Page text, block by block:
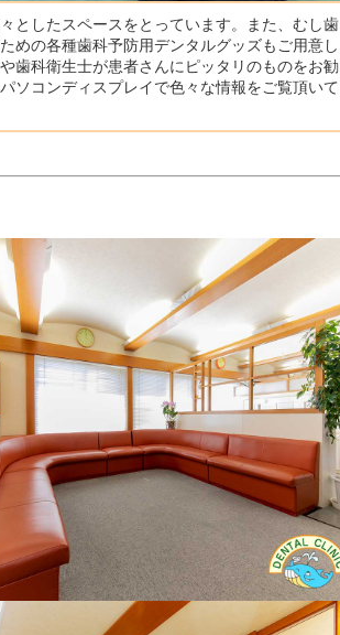
としたスペースをとっています。また、むし歯
めの各種歯科予防用デンタルグッズもご用意し
歯科衛生士が患者さんにピッタリのものをお勧
ソコンディスプレイで色々な情報をご覧頂いて